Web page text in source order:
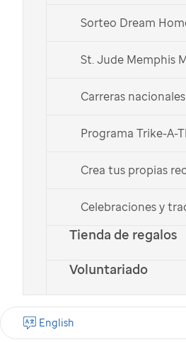
Sorteo Dream
St. Jude Memphis
Carreras
Programa Trike-A-
Crea tus propias
Celebraciones y
Tienda de regalos
Voluntariado
English
Un empleado de Best Buy realiza
sólo en Memphis, Tennessee,
hospital con la comunidad
mundial, por lo que cada
batalla contra su enfermedad,